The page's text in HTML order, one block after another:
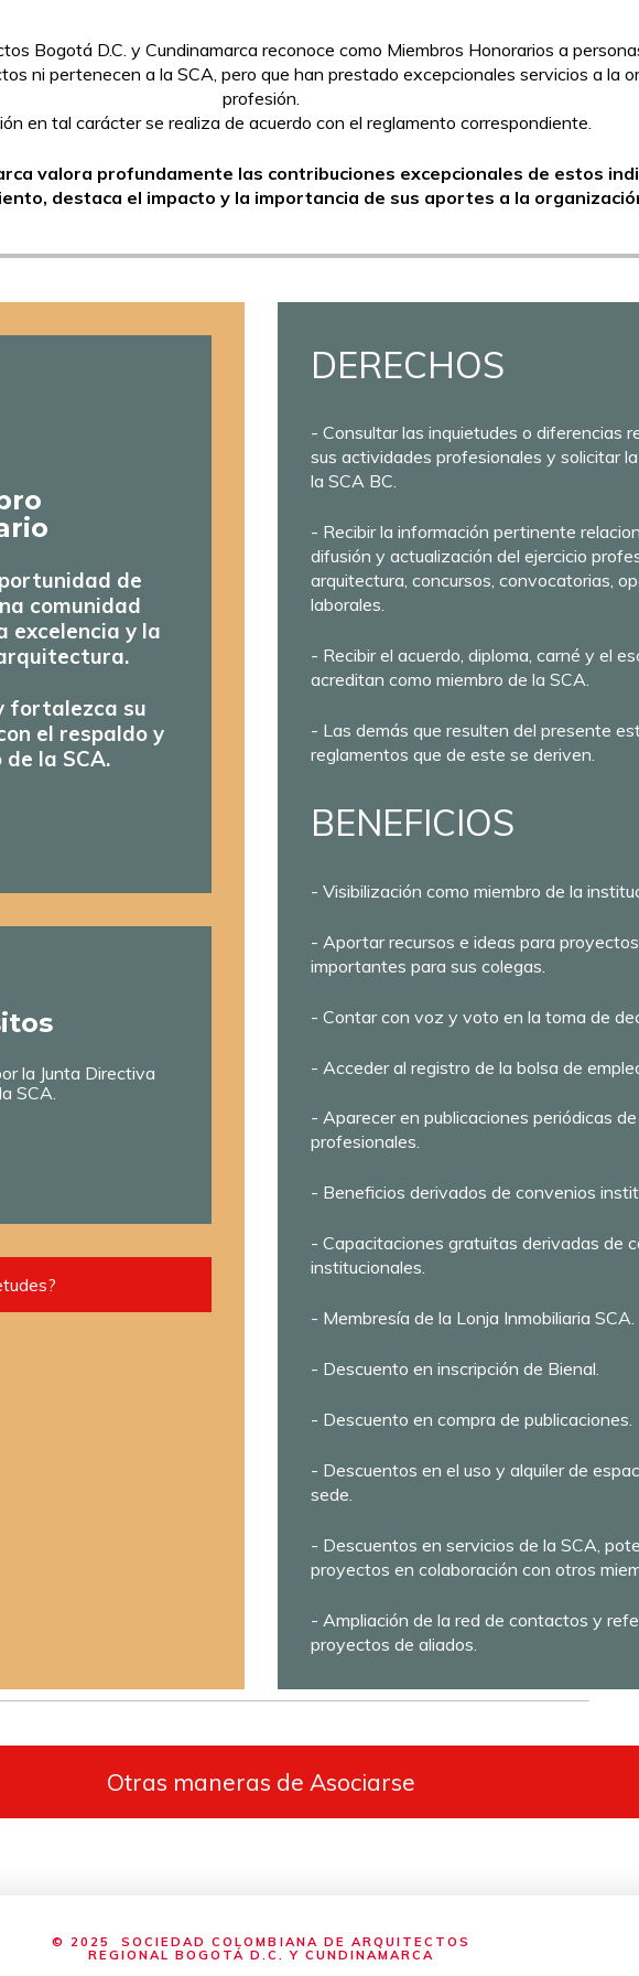
Bogotá D.C. y Cundinamarca reconoce como Miembros Honorarios a
ni pertenecen a la SCA, pero que han prestado excepcionales servicios a la
profesión.
en tal carácter se realiza de acuerdo con el reglamento correspondiente.
valora profundamente las contribuciones excepcionales de estos
destaca el impacto y la importancia de sus aportes a la
de
comunidad
excelencia y la
fortalezca su
el respaldo y
la SCA.
la Junta Directiva
SCA.
DERECHOS
- Consultar las inquietudes o diferencias
sus actividades profesionales y solicitar
la SCA BC.
- Recibir la información pertinente
difusión y actualización del ejercicio
arquitectura, concursos, convocatorias,
laborales.
- Recibir el acuerdo, diploma, carné y el
acreditan como miembro de la SCA.
- Las demás que resulten del presente
reglamentos que de este se deriven.
BENEFICIOS
- Visibilización como miembro de la
- Aportar recursos e ideas para
importantes para sus colegas.
- Contar con voz y voto en la toma de
- Acceder al registro de la bolsa de
- Aparecer en publicaciones periódicas
profesionales.
- Beneficios derivados de convenios
- Capacitaciones gratuitas derivadas de
institucionales.
- Membresía de la Lonja Inmobiliaria SCA.
- Descuento en inscripción de Bienal.
- Descuento en compra de publicaciones.
- Descuentos en el uso y alquiler de
sede.
- Descuentos en servicios de la SCA,
proyectos en colaboración con otros
- Ampliación de la red de contactos y
proyectos de aliados.
Otras maneras de Asociarse
© 2025 SOCIEDAD COLOMBIANA DE ARQUITECTOS
REGIONAL BOGOTÁ D.C. Y CUNDINAMARCA